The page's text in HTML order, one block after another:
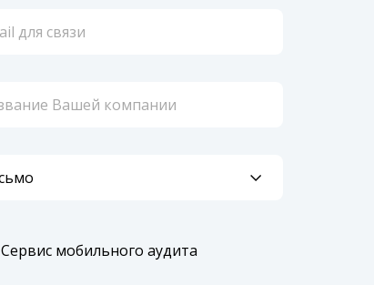
Сервиc мобильного аудита